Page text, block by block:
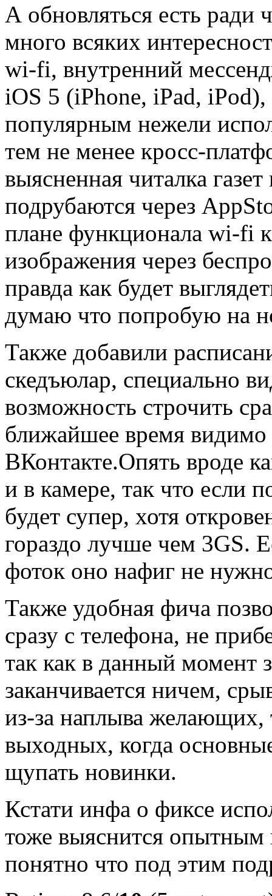
А обновляться есть ради
много всяких
wi-fi, внутренний
iOS 5 (iPhone, iPad, iPod),
популярным нежели
тем не менее кросс-
выясненная читалка
подрубаются через
плане функционала wi-fi
изображения через
правда как будет
думаю что попробую на
Также добавили
скедъюлар, специально
возможность строчить
ближайшее время видимо
ВКонтакте.Опять вроде
и в камере, так что если
будет супер, хотя
гораздо лучше чем 3GS.
фоток оно нафиг не
Также удобная фича
сразу с телефона, не
так как в данный момент
заканчивается ничем,
из-за наплыва желающих,
выходных, когда
щупать новинки.
Кстати инфа о фиксе
тоже выяснится опытным
понятно что под этим